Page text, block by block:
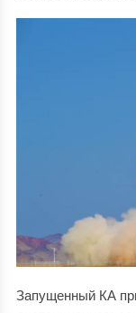
Запущенный КА